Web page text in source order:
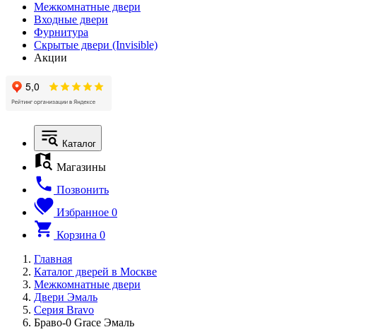
Межкомнатные двери
Входные двери
Фурнитура
Скрытые двери (Invisible)
Акции
Каталог
Магазины
Позвонить
Избранное 0
Корзина 0
Главная
Каталог дверей в Москве
Межкомнатные двери
Двери Эмаль
Серия Bravo
Браво-0 Grace Эмаль